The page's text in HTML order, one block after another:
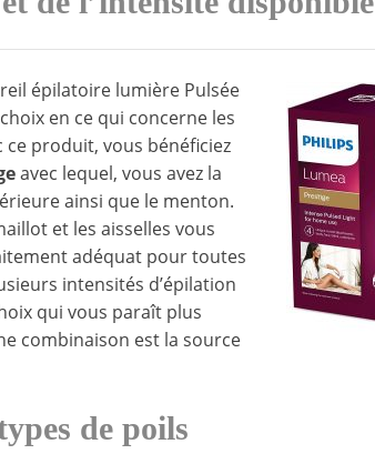
épilatoire lumière Pulsée
en ce qui concerne les
ce produit, vous bénéficiez
avec lequel, vous avez la
ainsi que le menton.
et les aisselles vous
adéquat pour toutes
intensités d’épilation
qui vous paraît plus
combinaison est la source
de poils